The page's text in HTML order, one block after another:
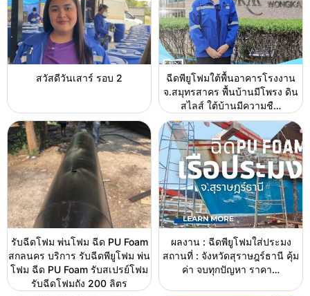
สวัสดีวันเสาร์ รอบ 2
ฉีดพียูโฟมใต้พื้นอาคารโรงงาน
จ.สมุทรสาคร พื้นบ้านมีโพรง ดิน
สไลส์ ใต้บ้านมีความชื…
รับฉีดโฟม พ่นโฟม ฉีด PU Foam
สกลนคร บริการ รับฉีดพียูโฟม พ่น
โฟม ฉีด PU Foam รับสเปรย์โฟม
รับฉีดโฟมถัง 200 ลิตร
ผลงาน : ฉีดพียูโฟมใส่ประมง
สถานที่ : จังหวัดสุราษฎร์ธานี คุ้ม
ค่า จบทุกปัญหา ราคา…